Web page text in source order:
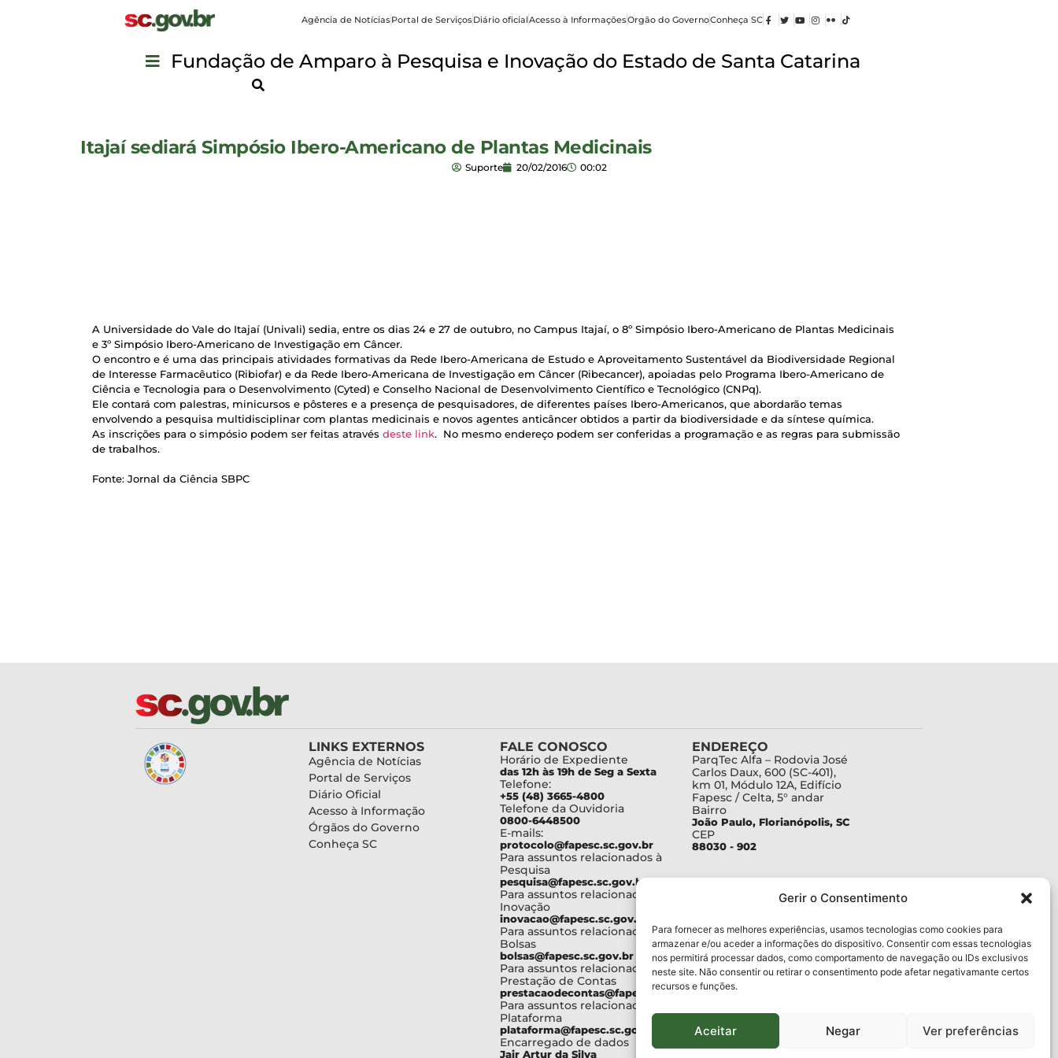
Gerir o Consentimento
Para fornecer as melhores experiências, usamos tecnologias como cookies para
armazenar e/ou aceder a informações do dispositivo. Consentir com essas tecnologias
nos permitirá processar dados, como comportamento de navegação ou IDs exclusivos
neste site. Não consentir ou retirar o consentimento pode afetar negativamante certos
recursos e funções.
Aceitar Negar Ver preferências
Agência de NotíciasPortal de ServiçosDiário oficialAcesso à InformaçõesOrgão do GovernoConheça SC
Fundação de Amparo à Pesquisa e Inovação do Estado de Santa Catarina
Itajaí sediará Simpósio Ibero-Americano de Plantas Medicinais
Suporte 20/02/2016 00:02
A Universidade do Vale do Itajaí (Univali) sedia, entre os dias 24 e 27 de outubro, no Campus Itajaí, o 8º Simpósio Ibero-Americano de Plantas Medicinais
e 3º Simpósio Ibero-Americano de Investigação em Câncer.
O encontro e é uma das principais atividades formativas da Rede Ibero-Americana de Estudo e Aproveitamento Sustentável da Biodiversidade Regional
de Interesse Farmacêutico (Ribiofar) e da Rede Ibero-Americana de Investigação em Câncer (Ribecancer), apoiadas pelo Programa Ibero-Americano de
Ciência e Tecnologia para o Desenvolvimento (Cyted) e Conselho Nacional de Desenvolvimento Científico e Tecnológico (CNPq).
Ele contará com palestras, minicursos e pôsteres e a presença de pesquisadores, de diferentes países Ibero-Americanos, que abordarão temas
envolvendo a pesquisa multidisciplinar com plantas medicinais e novos agentes anticâncer obtidos a partir da biodiversidade e da síntese química.
As inscrições para o simpósio podem ser feitas através deste link. No mesmo endereço podem ser conferidas a programação e as regras para submissão
de trabalhos.
Fonte: Jornal da Ciência SBPC
LINKS EXTERNOS
Agência de Notícias
Portal de Serviços
Diário Oficial
Acesso à Informação
Órgãos do Governo
Conheça SC
FALE CONOSCO
Horário de Expediente
das 12h às 19h de Seg a Sexta
Telefone:
+55 (48) 3665-4800
Telefone da Ouvidoria
0800-6448500
E-mails:
protocolo@fapesc.sc.gov.br
Para assuntos relacionados à
Pesquisa
pesquisa@fapesc.sc.gov.br
Para assuntos relacionados à
Inovação
inovacao@fapesc.sc.gov.br
Para assuntos relacionados à
Bolsas
bolsas@fapesc.sc.gov.br
Para assuntos relacionados à
Prestação de Contas
prestacaodecontas@fapesc.sc.gov.br
Para assuntos relacionados à
Plataforma
plataforma@fapesc.sc.gov.br
Encarregado de dados
Jair Artur da Silva
ENDEREÇO
ParqTec Alfa – Rodovia José
Carlos Daux, 600 (SC-401),
km 01, Módulo 12A, Edifício
Fapesc / Celta, 5° andar
Bairro
João Paulo, Florianópolis, SC
CEP
88030 - 902